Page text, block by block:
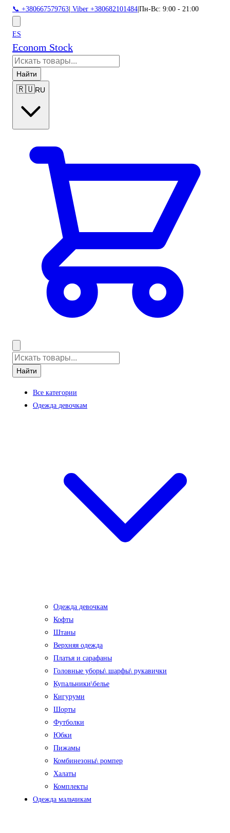
📞 +380667579763 Viber +380682101484 Пн-Вс: 9:00 - 21:00
ES
Econom Stock
Найти
🇷🇺RU
Найти
Все категории
Одежда девочкам
Одежда девочкам
Кофты
Штаны
Верхняя одежда
Платья и сарафаны
Головные уборы\ шарфы\ рукавички
Купальники\белье
Кигуруми
Шорты
Футболки
Юбки
Пижамы
Комбинезоны\ ромпер
Халаты
Комплекты
Одежда мальчикам